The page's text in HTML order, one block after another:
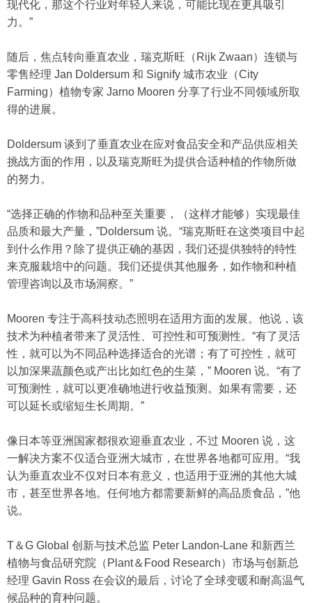
现代化，那这个行业对年轻人来说，可能比现在更具吸引
力。”
随后，焦点转向垂直农业，瑞克斯旺（Rijk Zwaan）连锁与
零售经理 Jan Doldersum 和 Signify 城市农业（City
Farming）植物专家 Jarno Mooren 分享了行业不同领域所取
得的进展。
Doldersum 谈到了垂直农业在应对食品安全和产品供应相关
挑战方面的作用，以及瑞克斯旺为提供合适种植的作物所做
的努力。
“选择正确的作物和品种至关重要，（这样才能够）实现最佳
品质和最大产量，”Doldersum 说。“瑞克斯旺在这类项目中起
到什么作用？除了提供正确的基因，我们还提供独特的特性
来克服栽培中的问题。我们还提供其他服务，如作物和种植
管理咨询以及市场洞察。”
Mooren 专注于高科技动态照明在适用方面的发展。他说，该
技术为种植者带来了灵活性、可控性和可预测性。“有了灵活
性，就可以为不同品种选择适合的光谱；有了可控性，就可
以加深果蔬颜色或产出比如红色的生菜，” Mooren 说。“有了
可预测性，就可以更准确地进行收益预测。如果有需要，还
可以延长或缩短生长周期。”
像日本等亚洲国家都很欢迎垂直农业，不过 Mooren 说，这
一解决方案不仅适合亚洲大城市，在世界各地都可应用。“我
认为垂直农业不仅对日本有意义，也适用于亚洲的其他大城
市，甚至世界各地。任何地方都需要新鲜的高品质食品，”他
说。
T＆G Global 创新与技术总监 Peter Landon-Lane 和新西兰
植物与食品研究院（Plant＆Food Research）市场与创新总
经理 Gavin Ross 在会议的最后，讨论了全球变暖和耐高温气
候品种的育种问题。